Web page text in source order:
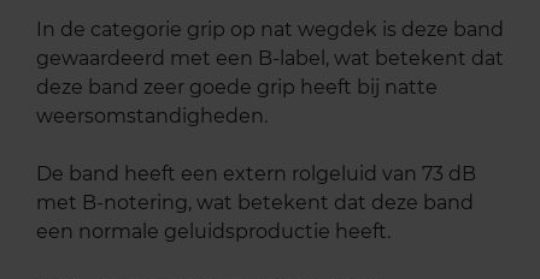
In de categorie grip op nat wegdek is deze band
gewaardeerd met een B-label, wat betekent dat
deze band zeer goede grip heeft bij natte
weersomstandigheden.
De band heeft een extern rolgeluid van 73 dB
met B-notering, wat betekent dat deze band
een normale geluidsproductie heeft.